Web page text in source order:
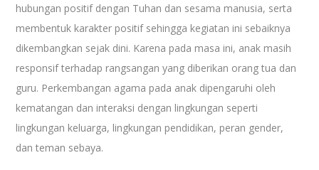
hubungan positif dengan Tuhan dan sesama manusia, serta
membentuk karakter positif sehingga kegiatan ini sebaiknya
dikembangkan sejak dini. Karena pada masa ini, anak masih
responsif terhadap rangsangan yang diberikan orang tua dan
guru. Perkembangan agama pada anak dipengaruhi oleh
kematangan dan interaksi dengan lingkungan seperti
lingkungan keluarga, lingkungan pendidikan, peran gender,
dan teman sebaya.